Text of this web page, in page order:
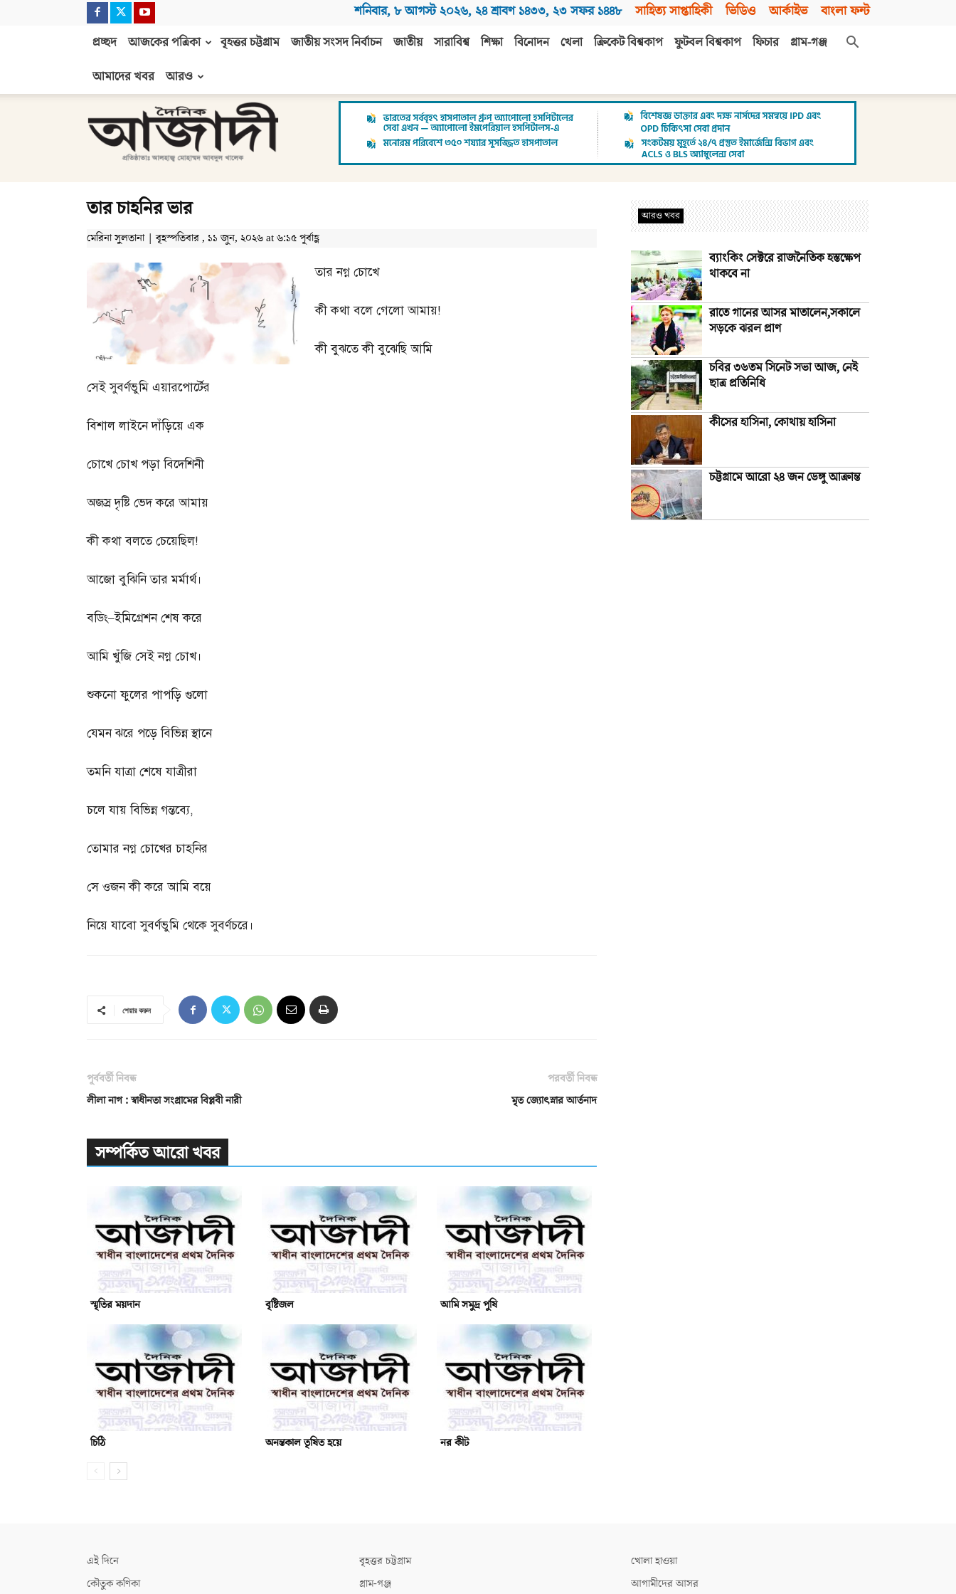
শনিবার, ৮ আগস্ট ২০২৬, ২৪ শ্রাবণ ১৪৩৩, ২৩ সফর ১৪৪৮ সাহিত্য সাপ্তাহিকী ভিডিও আর্কাইভ বাংলা ফন্ট
প্রচ্ছদ আজকের পত্রিকা বৃহত্তর চট্টগ্রাম জাতীয় সংসদ নির্বাচন জাতীয় সারাবিশ্ব শিক্ষা বিনোদন খেলা ক্রিকেট বিশ্বকাপ ফুটবল বিশ্বকাপ ফিচার
গ্রাম-গঞ্জ
আমাদের খবর
আরও
আজাদী
তার চাহনির ভার
মেরিনা সুলতানা | বৃহস্পতিবার , ১১ জুন, ২০২৬ at ৬:১৫ পূর্বাহ্ণ
তার নগ্ন চোখে
কী কথা বলে গেলো আমায়!
কী বুঝতে কী বুঝেছি আমি
সেই সুবর্ণভুমি এয়ারপোর্টের
বিশাল লাইনে দাঁড়িয়ে এক
চোখে চোখ পড়া বিদেশিনী
অজস্র দৃষ্টি ভেদ করে আমায়
কী কথা বলতে চেয়েছিল!
আজো বুঝিনি তার মর্মার্থ।
বডিং–ইমিগ্রেশন শেষ করে
আমি খুঁজি সেই নগ্ন চোখ।
শুকনো ফুলের পাপড়ি গুলো
যেমন ঝরে পড়ে বিভিন্ন স্থানে
তমনি যাত্রা শেষে যাত্রীরা
চলে যায় বিভিন্ন গন্তব্যে,
তোমার নগ্ন চোখের চাহনির
সে ওজন কী করে আমি বয়ে
নিয়ে যাবো সুবর্ণভুমি থেকে সুবর্ণচরে।
শেয়ার করুন
পূর্ববর্তী নিবন্ধ
লীলা নাগ : স্বাধীনতা সংগ্রামের বিপ্লবী নারী
পরবর্তী নিবন্ধ
মৃত জ্যোৎস্নার আর্তনাদ
সম্পর্কিত আরো খবর
স্মৃতির ময়দান বৃষ্টিজল আমি সমুদ্র পুষি
চিঠি অনন্তকাল তৃষিত হয়ে নর কীট
আরও খবর
ব্যাংকিং সেক্টরে রাজনৈতিক হস্তক্ষেপ
থাকবে না
রাতে গানের আসর মাতালেন,সকালে
সড়কে ঝরল প্রাণ
চবির ৩৬তম সিনেট সভা আজ, নেই
ছাত্র প্রতিনিধি
কীসের হাসিনা, কোথায় হাসিনা
চট্টগ্রামে আরো ২৪ জন ডেঙ্গু আক্রান্ত
এই দিনে
কৌতুক কণিকা
বৃহত্তর চট্টগ্রাম
গ্রাম-গঞ্জ
খোলা হাওয়া
আগামীদের আসর